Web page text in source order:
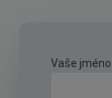
Vaše jméno